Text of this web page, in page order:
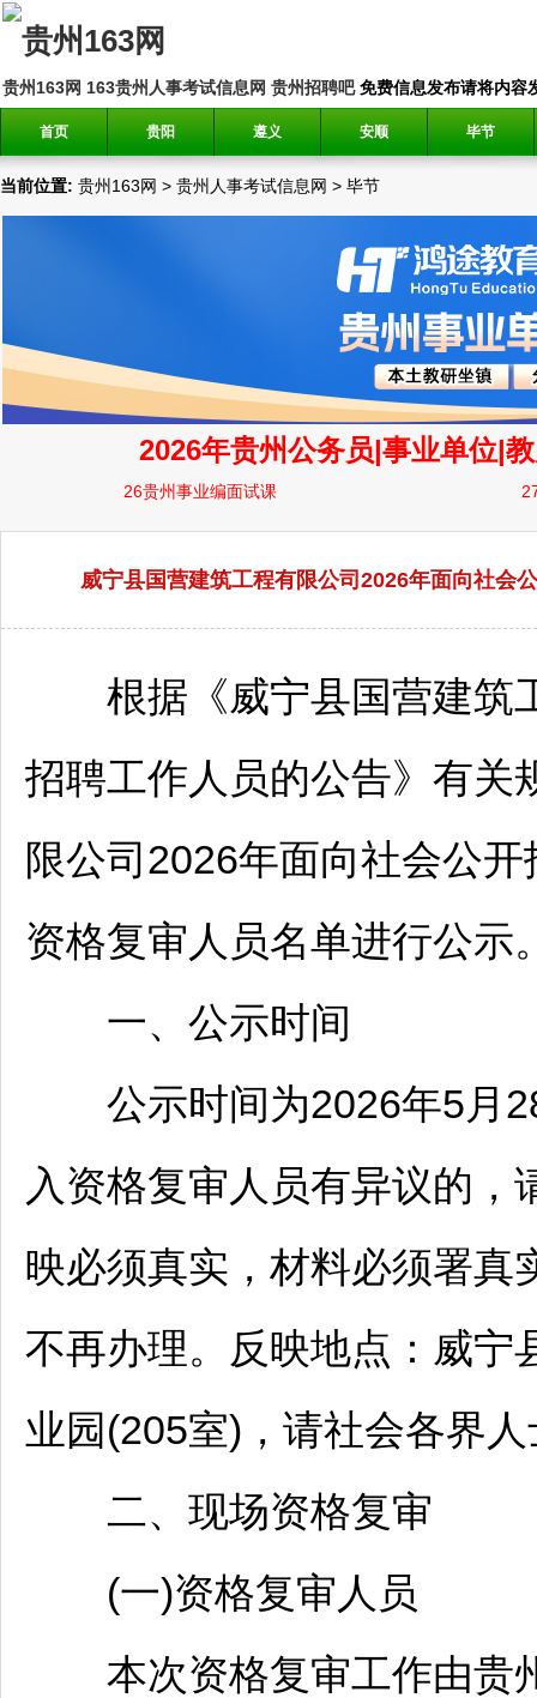
贵州163网 163贵州人事考试信息网 贵州招聘吧免费信息发布请将内容
首页 贵阳 遵义 安顺 毕节
当前位置: 贵州163网 > 贵州人事考试信息网 > 毕节
威宁县国营建筑工程有限公司2026年面向社会
根据《威宁县国营建筑
招聘工作人员的公告》有关
限公司2026年面向社会公开
资格复审人员名单进行公示
一、公示时间
公示时间为2026年5月
入资格复审人员有异议的
映必须真实，材料必须署真
不再办理。反映地点： 威宁
业园(205室)，请社会各界
二、现场资格复审
(一)资格复审人员
本次资格复审工作由贵